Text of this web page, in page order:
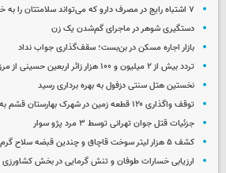
۷ اشتباه رایج در مصرف دارو که می‌تواند سلامتتان را به خطر بیندازد
دستگیری شوهر در ماجرای گم‌شدن یک زن
بازار اجاره مسکن در بن‌بست؛ سقف‌گذاری جواب نداد
تردد بیش از ۲ میلیون و ۱۰۰ هزار زائر اربعین حسینی از مرزهای شلمچه و چذابه
نخستین هتل سنتی دزفول به بهره برداری رسید
توقف واگذاری ۱۲۰ قطعه زمین در شهرک بهارستان قشم به دستور دادستان
جزئیات قتل جوان تهرانی توسط ۳ مرد پژو سوار
کشف ۵ هزار لیتر سوخت قاچاق و چندین قبضه سلاح گرم توسط مرزبانان هرمزگان
ارزیابی خسارات طوفان و تنش گرمایی در بخش کشاورزی